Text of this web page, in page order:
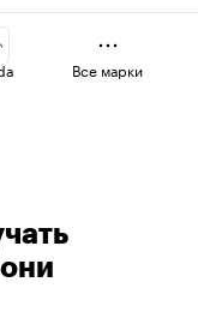
Все марки